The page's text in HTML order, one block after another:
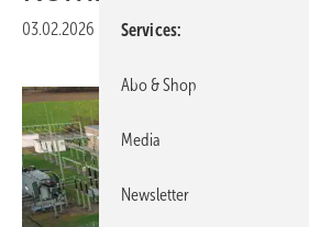
03.02.2026 Veröffentlicht in
Services
Abo & Shop
Media
Newsletter